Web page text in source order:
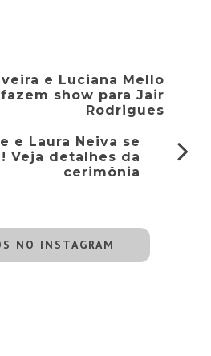
e Luciana Mello
fazem show para Jair
Rodrigues
e Laura Neiva se
Veja detalhes da
cerimônia
NO INSTAGRAM